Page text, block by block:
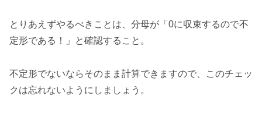
とりあえずやるべきことは、分母が「0に収束するので不
定形である！」と確認すること。
不定形でないならそのまま計算できますので、このチェッ
クは忘れないようにしましょう。